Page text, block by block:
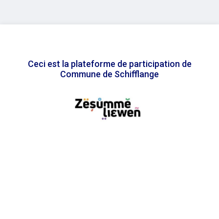
Ceci est la plateforme de participation de
Commune de Schifflange